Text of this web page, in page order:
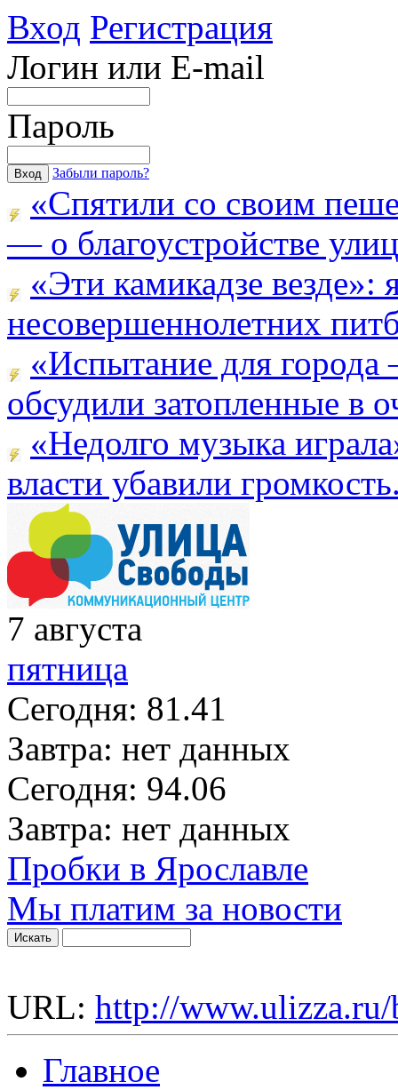
Вход Регистрация
Логин или E-mail
Пароль
Забыли пароль?
«Спятили со своим
— о благоустройстве
«Эти камикадзе везде»:
несовершеннолетних
«Испытание для
обсудили затопленные в
«Недолго музыка
власти убавили
7 августа
пятница
Сегодня: 81.41
Завтра: нет данных
Сегодня: 94.06
Завтра: нет данных
Пробки в Ярославле
Мы платим за новости
URL: http://
Главное